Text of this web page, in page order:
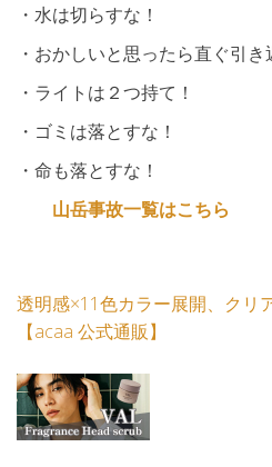
・水は切らすな！
・おかしいと思ったら直ぐ引き
・ライトは２つ持て！
・ゴミは落とすな！
・命も落とすな！
山岳事故一覧はこちら
透明感×11色カラー展開、クリ
【acaa 公式通販】